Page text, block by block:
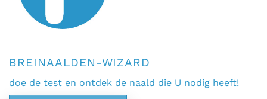
BREINAALDEN-WIZARD
doe de test en ontdek de naald die U nodig heeft!